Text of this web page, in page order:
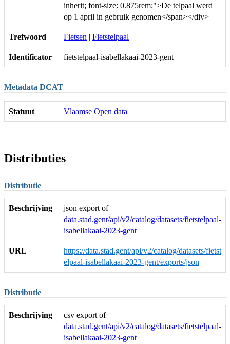
inherit; font-size: 0.875rem;">De telpaal werd
op 1 april in gebruik genomen</span></div>
Trefwoord Fietsen | Fietstelpaal
Identificator fietstelpaal-isabellakaai-2023-gent
Metadata DCAT
Statuut Vlaamse Open data
Distributies
Distributie
Beschrijving
json export of
data.stad.gent/api/v2/catalog/datasets/fietstelpaal-
isabellakaai-2023-gent
URL
https://data.stad.gent/api/v2/catalog/datasets/fietst
elpaal-isabellakaai-2023-gent/exports/json
Distributie
Beschrijving
csv export of
data.stad.gent/api/v2/catalog/datasets/fietstelpaal-
isabellakaai-2023-gent